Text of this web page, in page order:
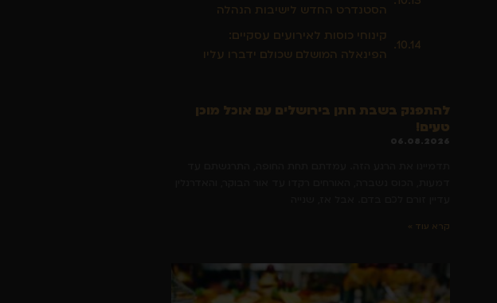
הסטנדרט החדש לישיבות הנהלה
קינוחי כוסות לאירועים עסקיים:
הפינאלה המושלם שכולם ידברו עליו
להתפנק בשבת חתן בירושלים עם אוכל מוכן
טעים!
06.08.2026
קרא עוד »